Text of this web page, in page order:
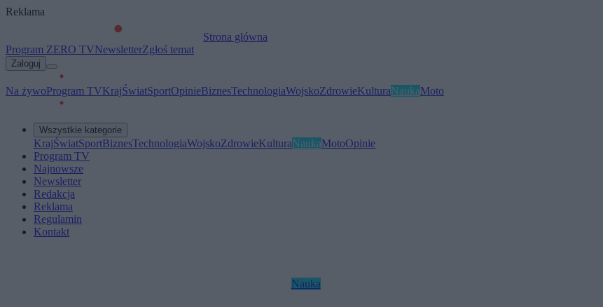
Reklama
Strona główna
Program ZERO TVNewsletterZgłoś temat
Zaloguj
Na żywoProgram TVKrajŚwiatSportOpinieBiznesTechnologiaWojskoZdrowieKulturaNaukaMoto
Wszystkie kategorie
KrajŚwiatSportBiznesTechnologiaWojskoZdrowieKulturaNaukaMotoOpinie
Program TV
Najnowsze
Newsletter
Redakcja
Reklama
Regulamin
Kontakt
Nauka